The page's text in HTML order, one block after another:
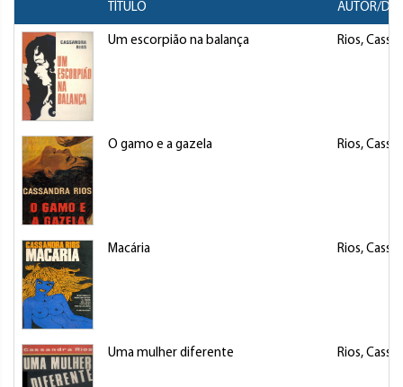
TÍTULO AUTOR/
Um escorpião na balança Rios,
O gamo e a gazela Rios,
Macária Rios,
Uma mulher diferente Rios,